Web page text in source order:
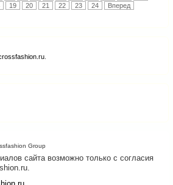
19 20 21 22 23 24 Вперед
Group
сайта возможно только с согласия